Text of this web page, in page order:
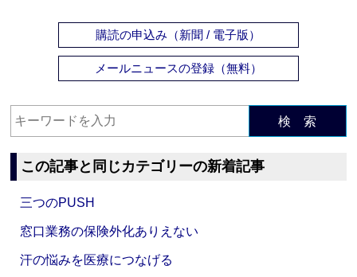
購読の申込み（新聞 / 電子版）
メールニュースの登録（無料）
検 索
この記事と同じカテゴリーの新着記事
三つのPUSH
窓口業務の保険外化ありえない
汗の悩みを医療につなげる